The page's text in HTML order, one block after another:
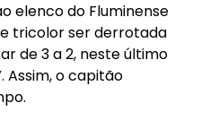
elenco do Fluminense
tricolor ser derrotada
de 3 a 2, neste último
Assim, o capitão